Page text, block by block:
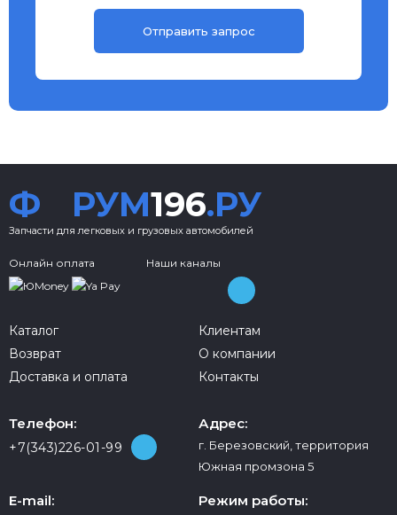
Ф РУМ196.РУ
Запчасти для легковых и грузовых автомобилей
Онлайн оплата Наши каналы
Каталог
Возврат
Доставка и оплата
Клиентам
О компании
Контакты
Телефон:
+7(343)226-01-99
Адрес:
г. Березовский, территория
Южная промзона 5
E-mail: Режим работы: